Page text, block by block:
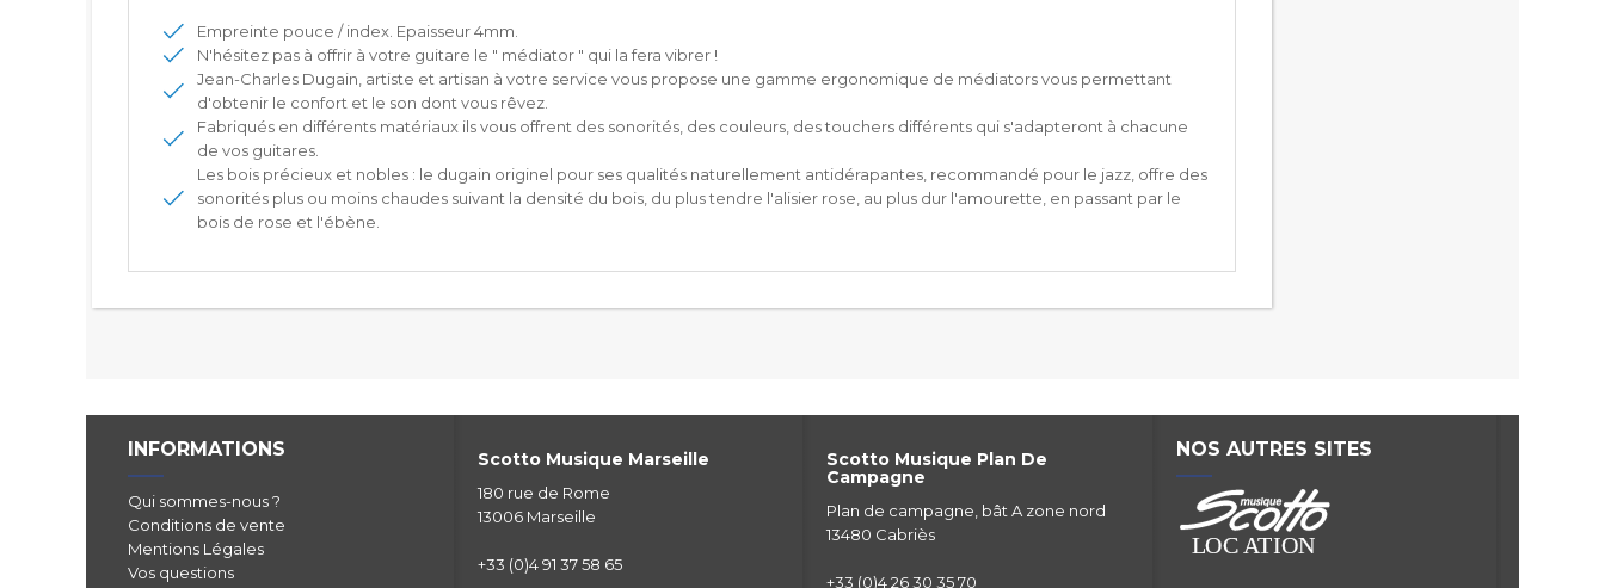
Empreinte pouce / index. Epaisseur 4mm.
N'hésitez pas à offrir à votre guitare le " médiator " qui la fera vibrer !
Jean-Charles Dugain, artiste et artisan à votre service vous propose une gamme ergonomique de médiators vous permettant
d'obtenir le confort et le son dont vous rêvez.
Fabriqués en différents matériaux ils vous offrent des sonorités, des couleurs, des touchers différents qui s'adapteront à chacune
de vos guitares.
Les bois précieux et nobles : le dugain originel pour ses qualités naturellement antidérapantes, recommandé pour le jazz, offre des
sonorités plus ou moins chaudes suivant la densité du bois, du plus tendre l'alisier rose, au plus dur l'amourette, en passant par le
bois de rose et l'ébène.
INFORMATIONS
Qui sommes-nous ?
Conditions de vente
Mentions Légales
Vos questions
Scotto Musique Marseille
180 rue de Rome
13006 Marseille
+33 (0)4 91 37 58 65
Scotto Musique Plan De
Campagne
Plan de campagne, bât A zone nord
13480 Cabriès
+33 (0)4 26 30 35 70
NOS AUTRES SITES